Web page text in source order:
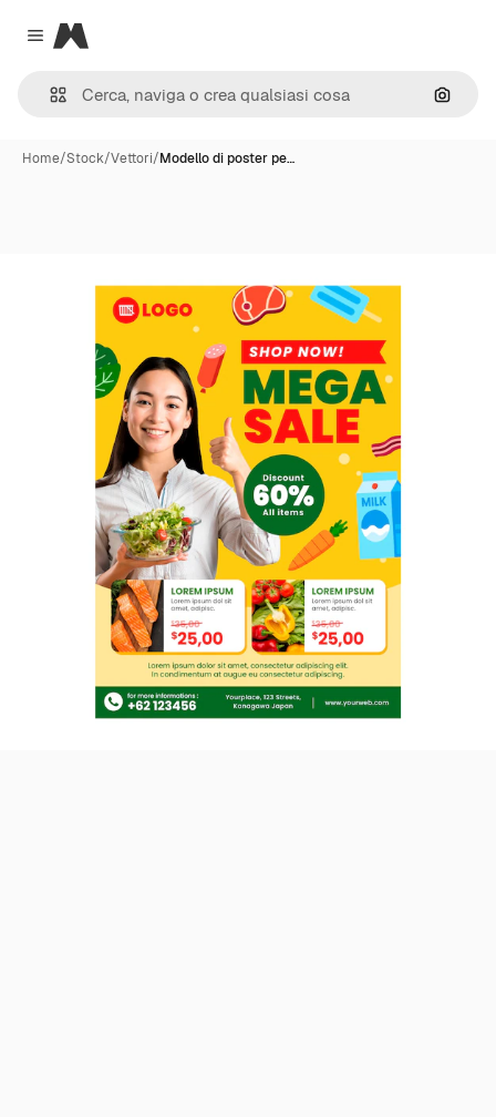
Close menu
Magnific
Cerca
Home/Stock/Vettori/Modello di poster pe…